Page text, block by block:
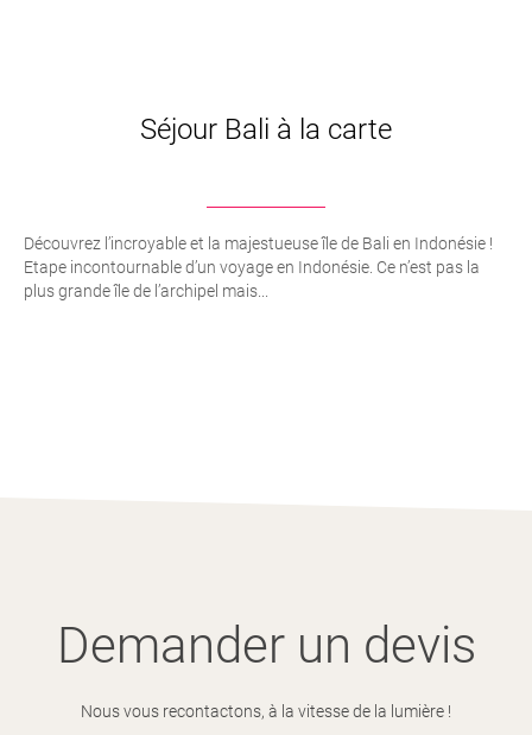
Séjour Bali à la carte
Découvrez l’incroyable et la majestueuse île de Bali en Indonésie !
Etape incontournable d’un voyage en Indonésie. Ce n’est pas la
plus grande île de l’archipel mais...
Demander un devis
Nous vous recontactons, à la vitesse de la lumière !